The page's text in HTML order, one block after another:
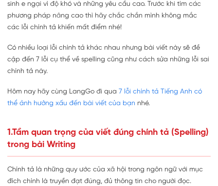
sinh e ngại vì độ khó và những yêu cầu cao. Trước khi tìm các
phương pháp nâng cao thì hãy chắc chắn mình không mắc
các lỗi chính tả khiến mất điểm nhé!
Có nhiều loại lỗi chính tả khác nhau nhưng bài viết này sẽ đề
cập đến 7 lỗi cụ thể về spelling cũng như cách sửa những lỗi sai
chính tả này.
Hôm nay hãy cùng LangGo đi qua 7 lỗi chính tả Tiếng Anh có
thể ảnh hưởng xấu đến bài viết của bạn nhé.
1.Tầm quan trọng của viết đúng chính tả (Spelling)
trong bài Writing
Chính tả là những quy ước của xã hội trong ngôn ngữ với mục
đích chính là truyền đạt đúng, đủ thông tin cho người đọc.